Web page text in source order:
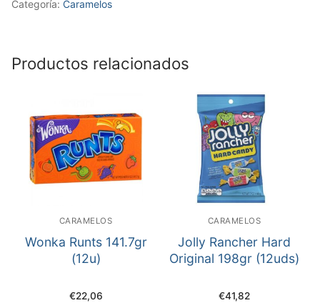
Categoría: Caramelos
Productos relacionados
CARAMELOS
Wonka Runts 141.7gr
(12u)
€22,06
CARAMELOS
Jolly Rancher Hard
Original 198gr (12uds)
€41,82